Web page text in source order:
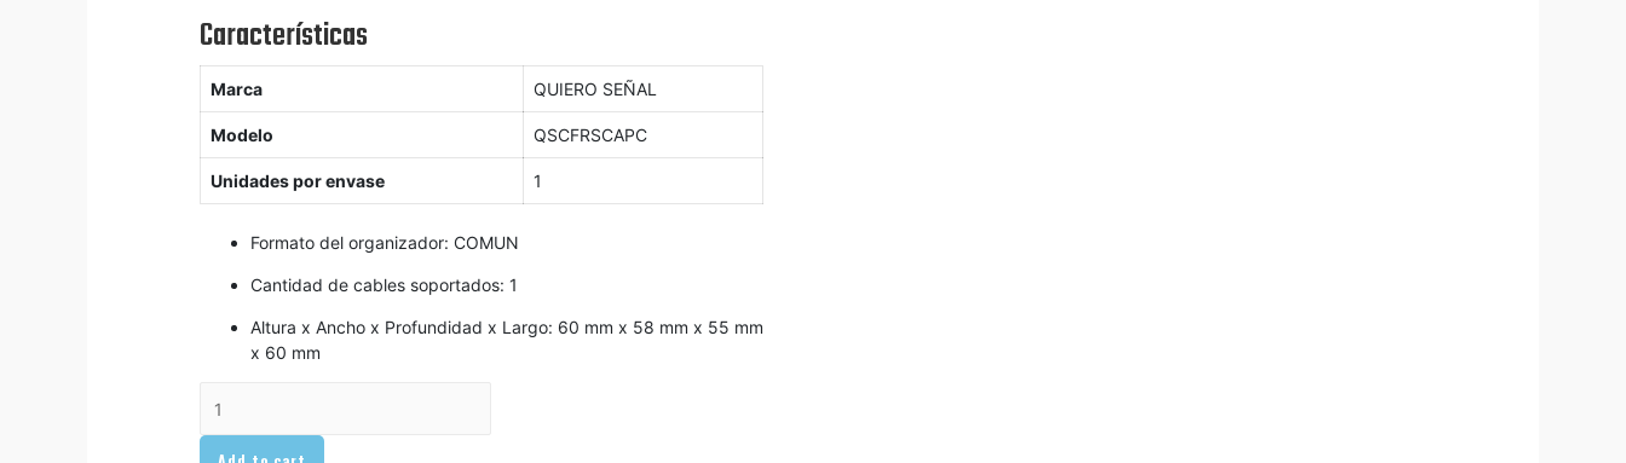
Características
Marca QUIERO SEÑAL
Modelo QSCFRSCAPC
Unidades por envase 1
Formato del organizador: COMUN
Cantidad de cables soportados: 1
Altura x Ancho x Profundidad x Largo: 60 mm x 58 mm x 55 mm
x 60 mm
Rápido
Para